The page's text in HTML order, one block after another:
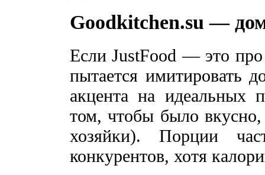
Goodkitchen.su —
Если JustFood — это
пытается имитировать
акцента на идеальных
том, чтобы было
хозяйки). Порции
конкурентов, хотя